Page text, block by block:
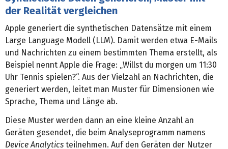
der Realität vergleichen
Apple generiert die synthetischen Datensätze mit einem
Large Language Modell (LLM). Damit werden etwa E-Mails
und Nachrichten zu einem bestimmten Thema erstellt, als
Beispiel nennt Apple die Frage: „Willst du morgen um 11:30
Uhr Tennis spielen?“. Aus der Vielzahl an Nachrichten, die
generiert werden, leitet man Muster für Dimensionen wie
Sprache, Thema und Länge ab.
Diese Muster werden dann an eine kleine Anzahl an
Geräten gesendet, die beim Analyseprogramm namens
Device Analytics teilnehmen. Auf den Geräten der Nutzer